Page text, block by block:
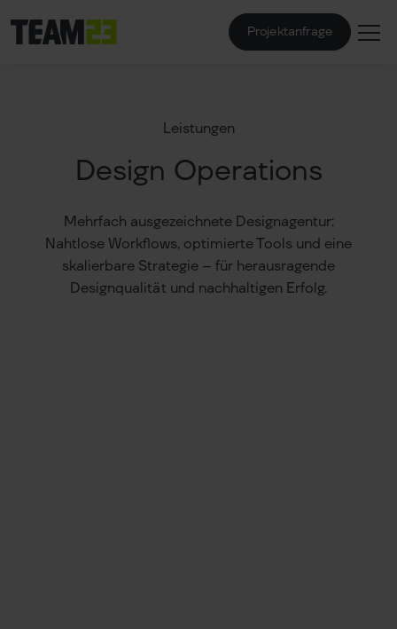
Projektanfrage
Leistungen
Design Operations
Mehrfach ausgezeichnete Designagentur:
Nahtlose Workflows, optimierte Tools und eine
skalierbare Strategie – für herausragende
Designqualität und nachhaltigen Erfolg.